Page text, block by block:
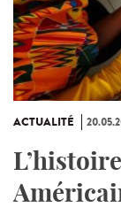
ACTUALITÉ